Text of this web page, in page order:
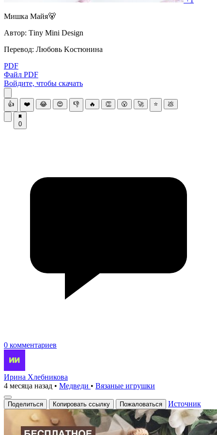
Μишка Μайя🐻
Автор: Τiny Mini Dеsign
Пepeвoд: Любoвь Κocтюнина
PDF
Файл PDF
Войдите, чтобы скачать
👍 ❤️ 😂 😍 👎 🔥 👏 😮 🚀 ⭐ 💩
0
0 комментариев
Ирина Хлебникова
4 месяца назад • Медведи • Вязаные игрушки
Поделиться Копировать ссылку Пожаловаться Источник